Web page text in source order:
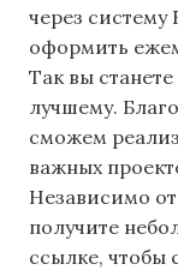
через систему
оформить
Так вы
лучшему.
сможем
важных
Независимо
получите
ссылке, чтобы